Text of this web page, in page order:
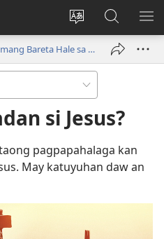
Ribayan
lengguwahe
kan
Mag-
log
In
new
Hanapon
sa
JW.ORG
Serye nin mga Video kan ʼMaogmang Bareta Hale sa Dios!ʼ
si Jesus?
pagpapahalaga kan
May katuyuhan daw an